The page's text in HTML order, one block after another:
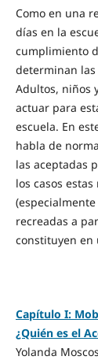
Como en una
días en la
cumplimiento
determinan las
Adultos, niños
actuar para
escuela. En
habla de
las aceptadas
los casos
recreadas a
constituyen en
Capítulo I:
¿Quién es el
Yolanda